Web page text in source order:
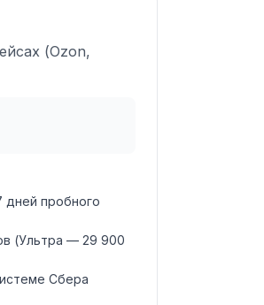
(Ozon,
дней пробного
(Ультра — 29 900
Сбера